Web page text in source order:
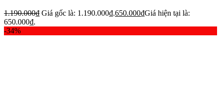
1.190.000₫ Giá gốc là: 1.190.000₫.650.000₫Giá hiện tại là:
650.000₫.
-34%